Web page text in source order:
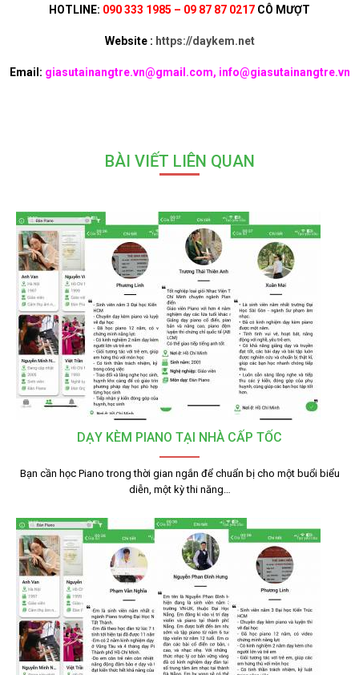
HOTLINE: 090 333 1985 – 09 87 87 0217 CÔ MƯỢT
Website : https://daykem.net
Email: giasutainangtre.vn@gmail.com, info@giasutainangtre.vn
BÀI VIẾT LIÊN QUAN
DẠY KÈM PIANO TẠI NHÀ CẤP TỐC
Bạn cần học Piano trong thời gian ngắn để chuẩn bị cho một buổi biểu
diễn, một kỳ thi năng…